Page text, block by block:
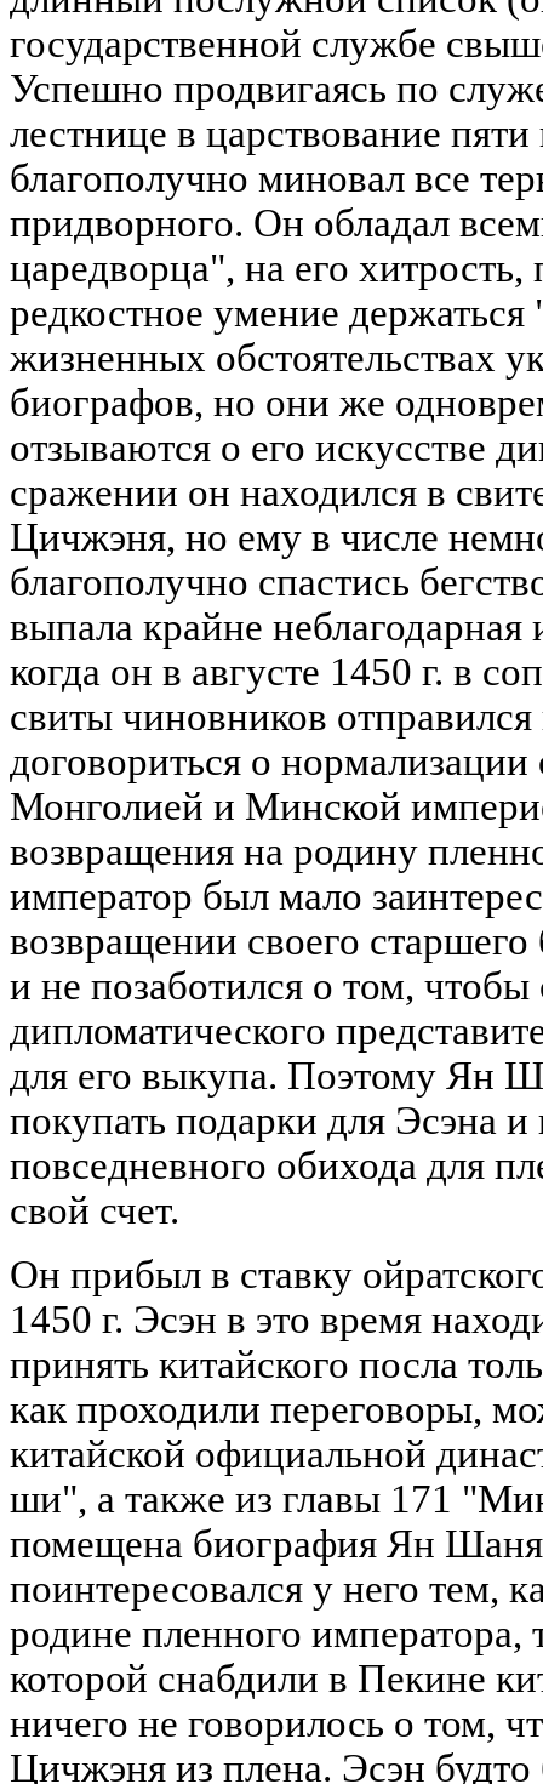
государственной службе
Успешно продвигаясь по
лестнице в царствование
благополучно миновал все
придворного. Он обладал
царедворца", на его
редкостное умение
жизненных обстоятельствах
биографов, но они же
отзываются о его искусстве
сражении он находился в
Цичжэня, но ему в числе
благополучно спастись
выпала крайне неблагодарная
когда он в августе 1450 г. в
свиты чиновников
договориться о
Монголией и Минской
возвращения на родину
император был мало
возвращении своего старшего
и не позаботился о том, чтобы
дипломатического
для его выкупа. Поэтому Ян
покупать подарки для Эсэна
повседневного обихода для
свой счет.
Он прибыл в ставку
1450 г. Эсэн в это время
принять китайского посла
как проходили переговоры,
китайской официальной
ши", а также из главы 171
помещена биография Ян
поинтересовался у него тем,
родине пленного императора,
которой снабдили в Пекине
ничего не говорилось о том,
Цичжэня из плена. Эсэн